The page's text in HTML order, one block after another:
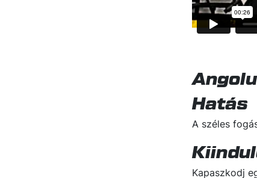
Hatás
A széles
Kapaszkodj